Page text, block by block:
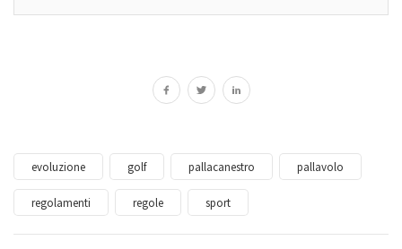
evoluzione golf pallacanestro pallavolo
regolamenti regole sport